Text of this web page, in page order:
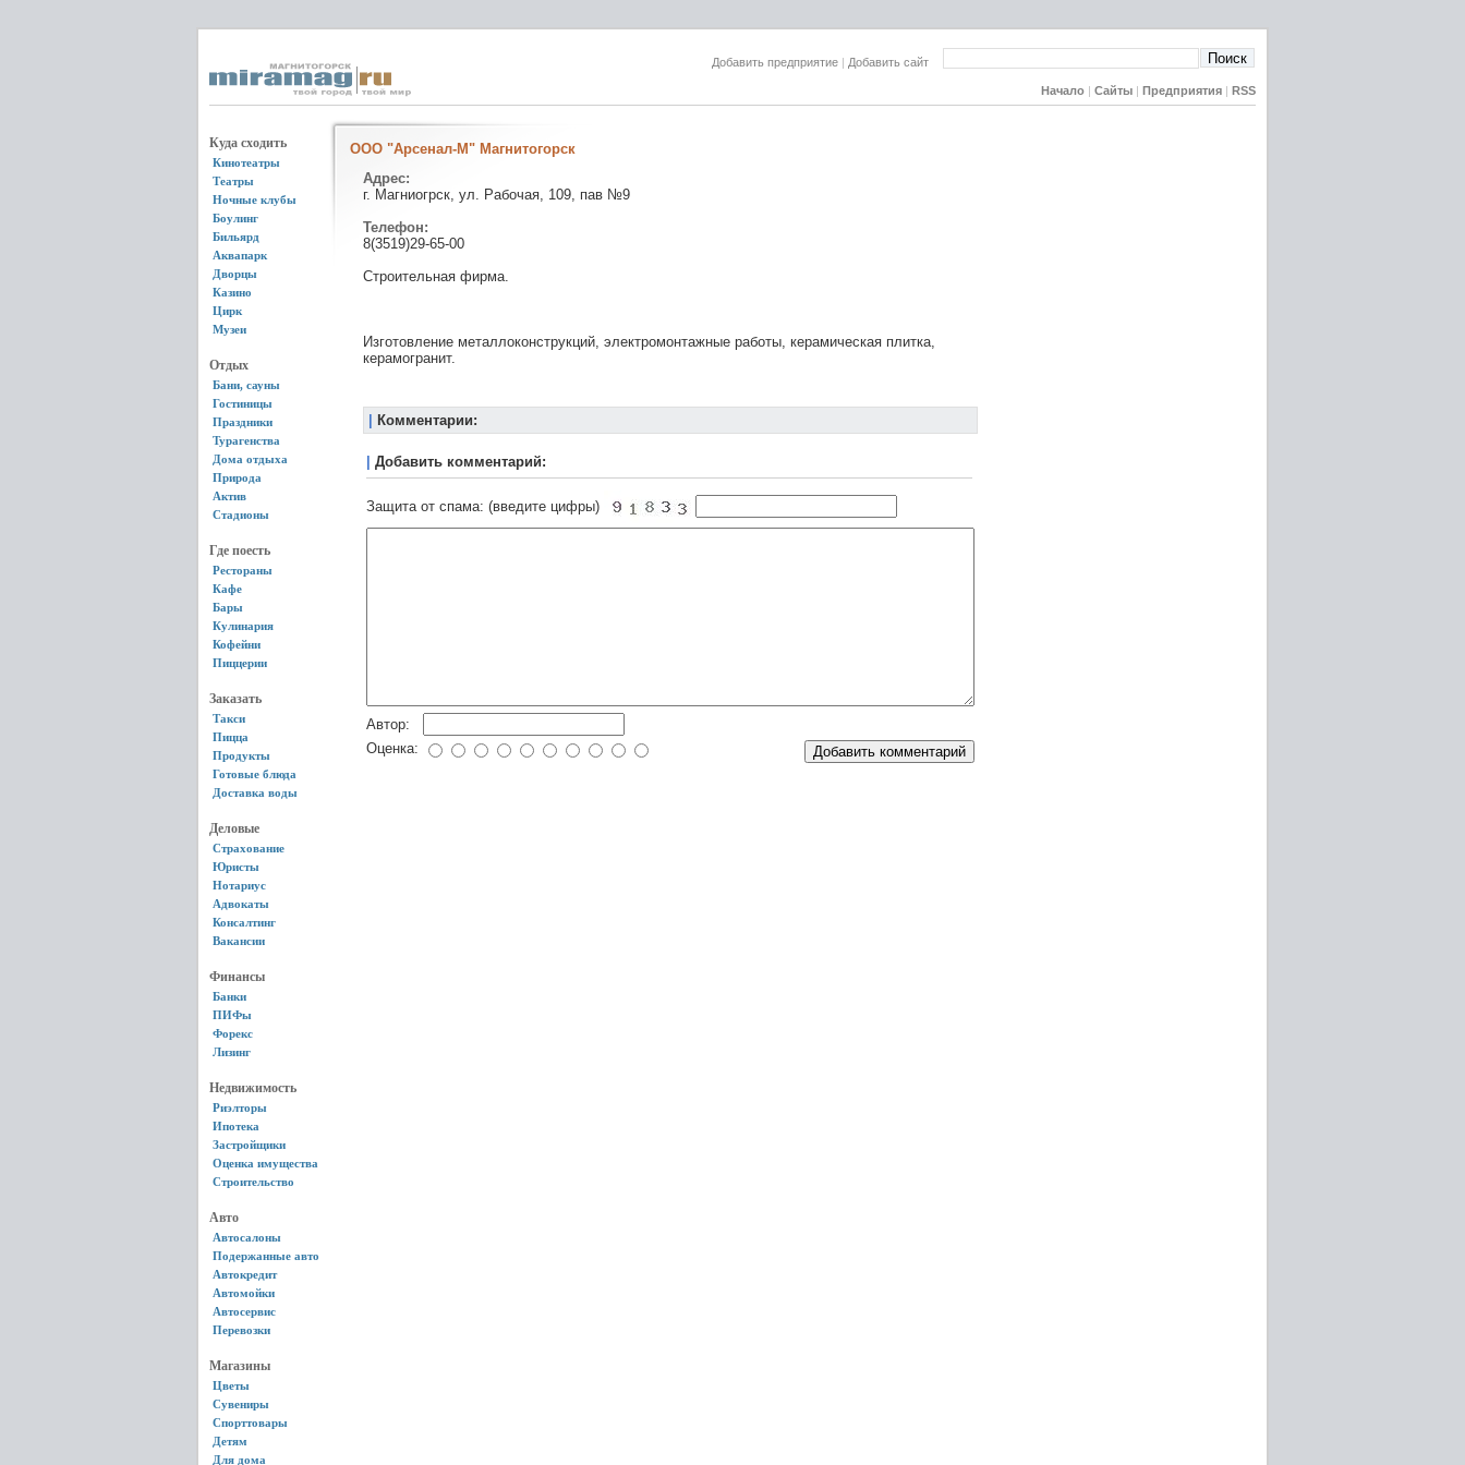
Добавить предприятие | Добавить сайт
Начало Сайты Предприятия RSS
Куда сходить
Кинотеатры
Театры
Ночные клубы
Боулинг
Бильярд
Аквапарк
Дворцы
Казино
Цирк
Музеи
Отдых
Бани, сауны
Гостиницы
Праздники
Турагенства
Дома отдыха
Природа
Актив
Стадионы
Где поесть
Рестораны
Кафе
Бары
Кулинария
Кофейни
Пиццерии
Заказать
Такси
Пицца
Продукты
Готовые блюда
Доставка воды
Деловые
Страхование
Юристы
Нотариус
Адвокаты
Консалтинг
Вакансии
Финансы
Банки
ПИФы
Форекс
Лизинг
Недвижимость
Риэлторы
Ипотека
Застройщики
Оценка имущества
Строительство
Авто
Автосалоны
Подержанные авто
Автокредит
Автомойки
Автосервис
Перевозки
Магазины
Цветы
Сувениры
Спорттовары
Детям
Для дома
ООО "Арсенал-М" Магнитогорск
Адрес:
г. Магниогрск, ул. Рабочая, 109, пав №9
Телефон:
8(3519)29-65-00
Строительная фирма.
Изготовление металлоконструкций, электромонтажные работы, керамическая плитка,
керамогранит.
Комментарии:
Добавить комментарий:
Защита от спама: (введите цифры)
Автор:
Оценка: